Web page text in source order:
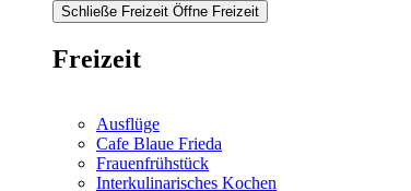
Schließe Freizeit Öffne Freizeit
Freizeit
Ausflüge
Cafe Blaue Frieda
Frauenfrühstück
Interkulinarisches Kochen